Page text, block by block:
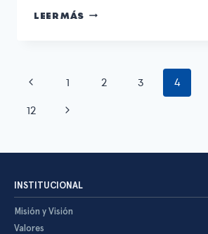
LEER MÁS
1 2 3 4
12
INSTITUCIONAL
Misión y Visión
Valores